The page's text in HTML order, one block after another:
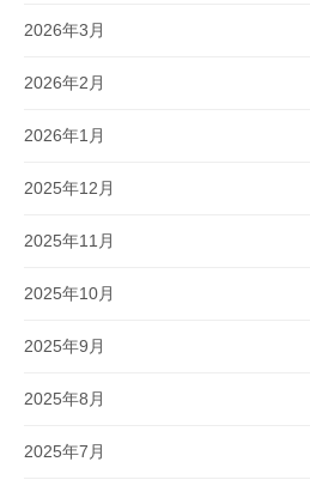
2026年3月
2026年2月
2026年1月
2025年12月
2025年11月
2025年10月
2025年9月
2025年8月
2025年7月